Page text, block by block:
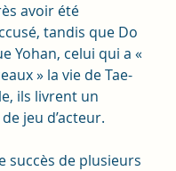
avoir été
tandis que Do
Yohan, celui qui a «
» la vie de Tae-
ils livrent un
jeu d’acteur.
succès de plusieurs